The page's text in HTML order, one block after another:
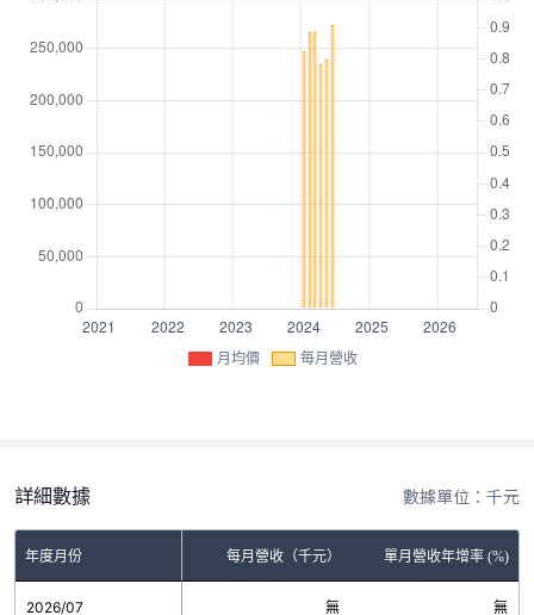
月均價 每月營收
詳細數據 數據單位：千元
年度月份 每月營收（千元） 單月營收年增率 (%)
2026/07 無 無